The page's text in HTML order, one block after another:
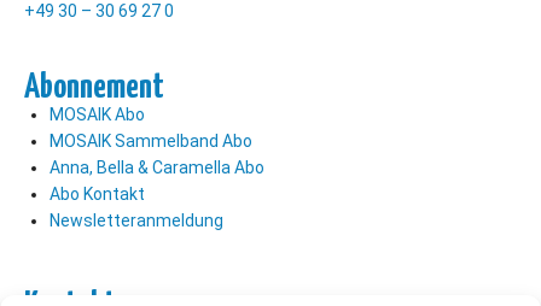
+49 30 – 30 69 27 0
Abonnement
MOSAIK Abo
MOSAIK Sammelband Abo
Anna, Bella & Caramella Abo
Abo Kontakt
Newsletteranmeldung